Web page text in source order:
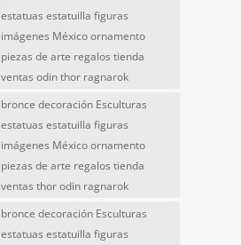
estatuas estatuilla figuras
imágenes México ornamento
piezas de arte regalos tienda
ventas odin thor ragnarok
bronce decoración Esculturas
estatuas estatuilla figuras
imágenes México ornamento
piezas de arte regalos tienda
ventas thor odin ragnarok
bronce decoración Esculturas
estatuas estatuilla figuras